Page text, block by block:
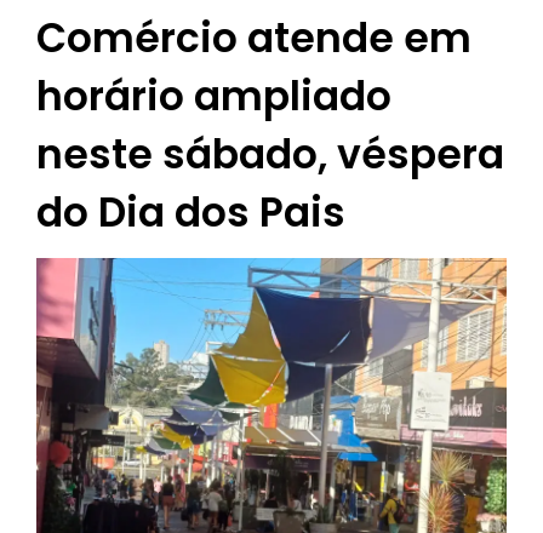
Comércio atende em
horário ampliado
neste sábado, véspera
do Dia dos Pais